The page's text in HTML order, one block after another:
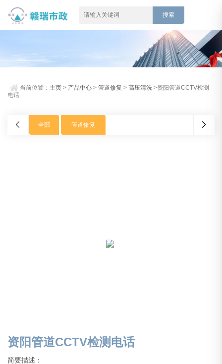
当前位置： 主页 > 产品中心 >管道修复 >高压清洗 >资阳管道CCTV检测
电话
全部 管道修复
资阳管道CCTV检测电话
简要描述：